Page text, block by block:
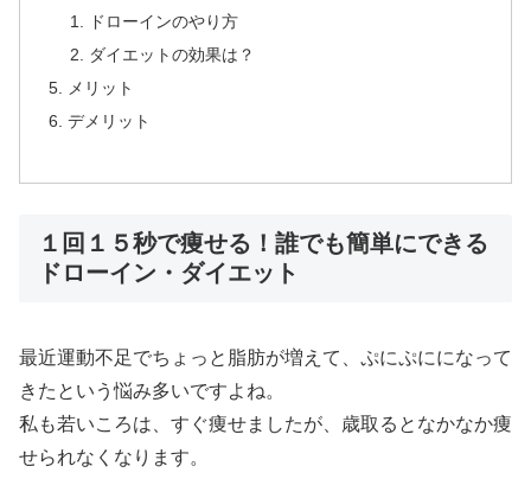
ドローインのやり方
ダイエットの効果は？
メリット
デメリット
１回１５秒で痩せる！誰でも簡単にできる
ドローイン・ダイエット
最近運動不足でちょっと脂肪が増えて、ぷにぷにになって
きたという悩み多いですよね。
私も若いころは、すぐ痩せましたが、歳取るとなかなか痩
せられなくなります。